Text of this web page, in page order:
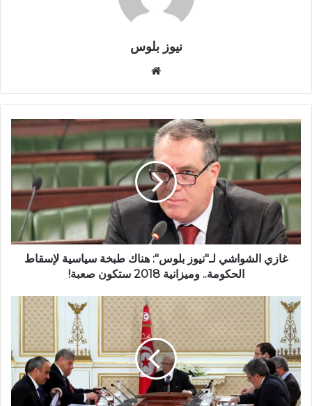
نيوز بلوس
غازي الشواشي لـ"نيوز بلوس": هناك طبخة سياسية لإسقاط
الحكومة.. وميزانية 2018 ستكون صعبة!